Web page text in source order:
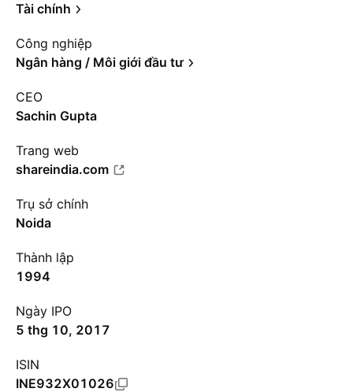
Tài chính
Công nghiệp
Ngân hàng / Môi giới đầu tư
CEO
Sachin Gupta
Trang web
shareindia.com
Trụ sở chính
Noida
Thành lập
1994
Ngày IPO
5 thg 10, 2017
ISIN
INE932X01026